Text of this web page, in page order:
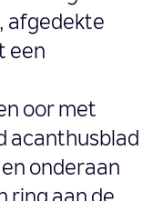
afgedekte
een
oor met
acanthusblad
onderaan